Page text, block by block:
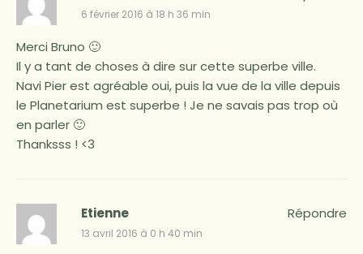
6 février 2016 à 18 h 36 min
Merci Bruno 🙂
Il y a tant de choses à dire sur cette superbe ville.
Navi Pier est agréable oui, puis la vue de la ville depuis
le Planetarium est superbe ! Je ne savais pas trop où
en parler 🙂
Thanksss ! <3
Etienne
13 avril 2016 à 0 h 40 min
Répondre